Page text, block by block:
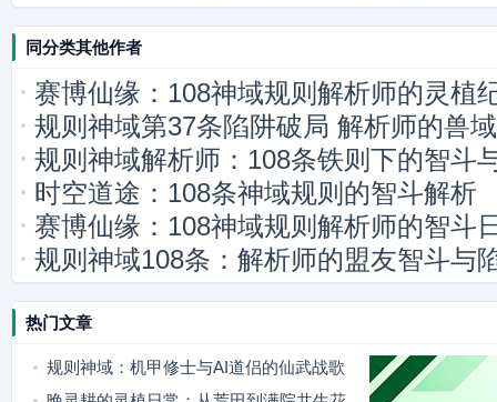
同分类其他作者
赛博仙缘：108神域规则解析师的灵植
规则神域第37条陷阱破局 解析师的兽
规则神域解析师：108条铁则下的智斗
时空道途：108条神域规则的智斗解析
赛博仙缘：108神域规则解析师的智斗
规则神域108条：解析师的盟友智斗与
热门文章
规则神域：机甲修士与AI道侣的仙武战歌